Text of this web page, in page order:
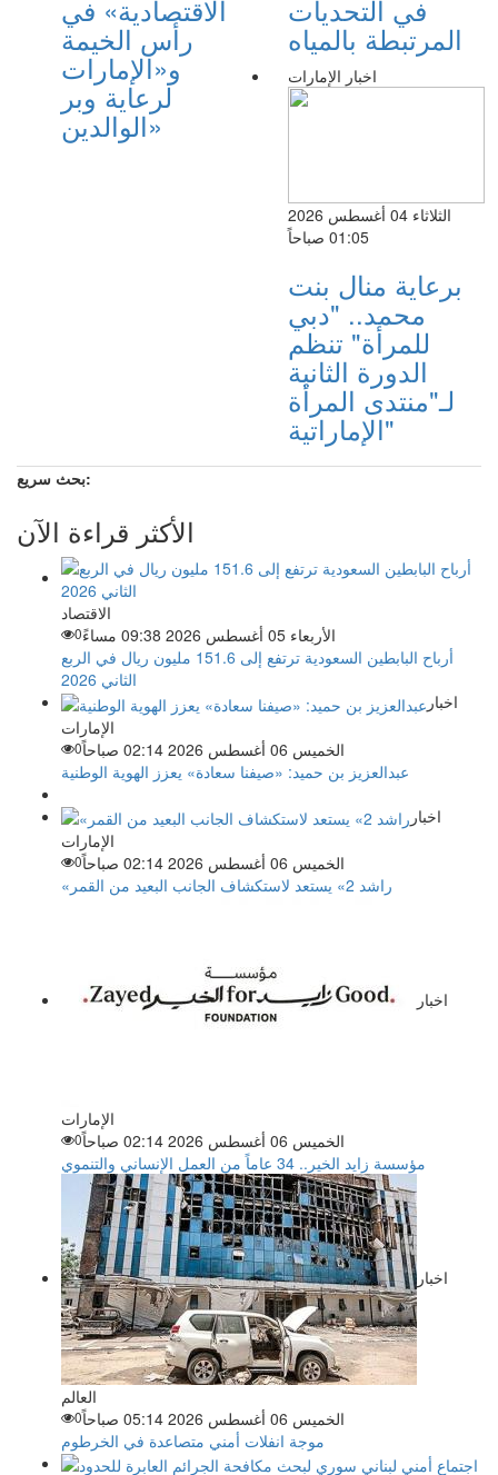
الاقتصادية» في
رأس الخيمة
و«الإمارات
لرعاية وبر
الوالدين»
في التحديات
المرتبطة بالمياه
اخبار الإمارات
الثلاثاء 04 أغسطس 2026
01:05 صباحاً
برعاية منال بنت
محمد.. "دبي
للمرأة" تنظم
الدورة الثانية
لـ"منتدى المرأة
الإماراتية"
بحث سريع:
الأكثر قراءة الآن
الاقتصاد
الأربعاء 05 أغسطس 2026 09:38 مساءً
0
أرباح البابطين السعودية ترتفع إلى 151.6 مليون ريال في الربع
الثاني 2026
اخبار
الإمارات
الخميس 06 أغسطس 2026 02:14 صباحاً
0
عبدالعزيز بن حميد: «صيفنا سعادة» يعزز الهوية الوطنية
اخبار
الإمارات
الخميس 06 أغسطس 2026 02:14 صباحاً
0
«راشد 2» يستعد لاستكشاف الجانب البعيد من القمر
اخبار
الإمارات
الخميس 06 أغسطس 2026 02:14 صباحاً
0
مؤسسة زايد الخير.. 34 عاماً من العمل الإنساني والتنموي
اخبار
العالم
الخميس 06 أغسطس 2026 05:14 صباحاً
0
موجة انفلات أمني متصاعدة في الخرطوم